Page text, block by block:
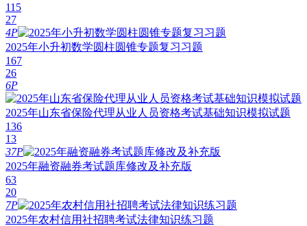
115
27
4P
2025年小升初数学圆柱圆锥专题复习习题
167
26
6P
2025年山东省保险代理从业人员资格考试基础知识模拟试题
136
13
37P
2025年融资融券考试题库修改及补充版
63
20
7P
2025年农村信用社招聘考试法律知识练习题